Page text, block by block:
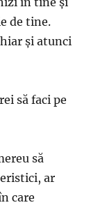
de tine.
și atunci
să faci pe
să
ar
care